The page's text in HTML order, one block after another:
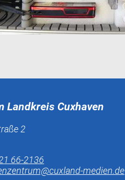
Landkreis Cuxhaven
2
66-2136
medien.de